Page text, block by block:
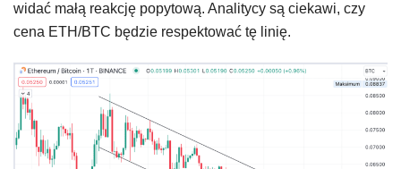
widać małą reakcję popytową. Analitycy są ciekawi, czy
cena ETH/BTC będzie respektować tę linię.